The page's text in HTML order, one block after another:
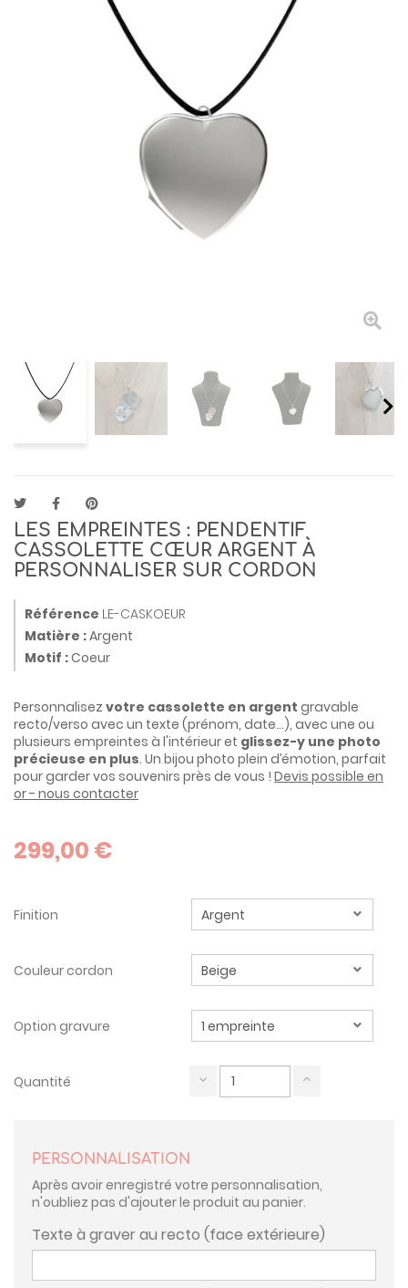
LES EMPREINTES : PENDENTIF
CASSOLETTE CŒUR ARGENT À
PERSONNALISER SUR CORDON
Référence LE-CASKOEUR
Matière :Argent
Motif :Coeur
Personnalisez votre cassolette en argent gravable
recto/verso avec un texte (prénom, date...), avec une ou
plusieurs empreintes à l'intérieur et glissez-y une photo
précieuse en plus. Un bijou photo plein d’émotion, parfait
pour garder vos souvenirs près de vous ! Devis possible en
or - nous contacter
299,00 €
Finition
Couleur cordon
Option gravure
Quantité
PERSONNALISATION
Après avoir enregistré votre personnalisation,
n'oubliez pas d'ajouter le produit au panier.
Texte à graver au recto (face extérieure)